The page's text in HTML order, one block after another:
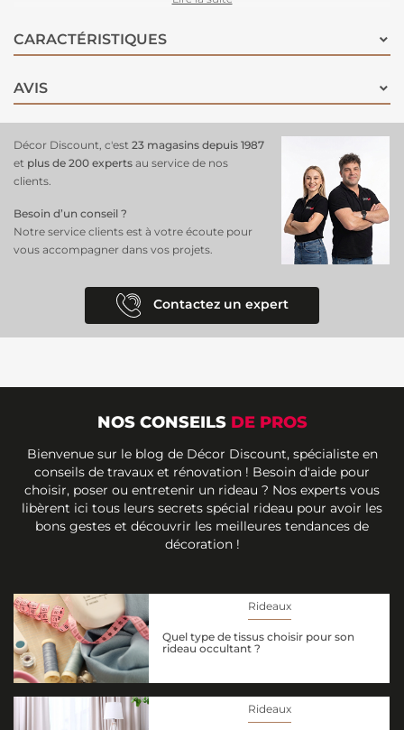
Caractéristiques:
Dimensions: 140x260 cm
Finition
Propriétés
Design: Effet chevron, chic et haut de gamme
Ajoutez une note élégante à vos fenêtres avec ce
rideau occultant
qui combine à la fois fonctionnalité et esthétique. Découvrez notre
gamme de
pour plus d’options et de styles.
CARACTÉRISTIQUES
AVIS
Décor Discount, c'est 23 magasins depuis 1987
et plus de 200 experts au service de nos
clients.
Besoin d’un conseil ?
Notre service clients est à votre écoute pour
vous accompagner dans vos projets.
Contactez un expert
NOS CONSEILS DE PROS
Bienvenue sur le blog de Décor Discount, spécialiste en
conseils de travaux et rénovation ! Besoin d'aide pour
choisir, poser ou entretenir un rideau ? Nos experts vous
libèrent ici tous leurs secrets spécial rideau pour avoir les
bons gestes et découvrir les meilleures tendances de
décoration !
Rideaux
Quel type de tissus choisir pour son
rideau occultant ?
Rideaux